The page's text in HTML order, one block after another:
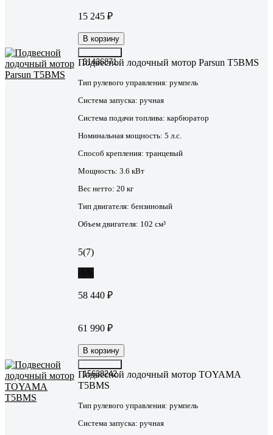
15 245 ₽
В корзину
31436871
Подвесной лодочный мотор Parsun T5BMS
Тип рулевого управления: румпель
Система запуска: ручная
Система подачи топлива: карбюратор
Номинальная мощность: 5 л.с.
Способ крепления: транцевый
Мощность: 3.6 кВт
Вес нетто: 20 кг
Тип двигателя: бензиновый
Объем двигателя: 102 см³
5(7)
58 440 ₽
61 990 ₽
В корзину
15638242
Подвесной лодочный мотор TOYAMA
T5BMS
Тип рулевого управления: румпель
Система запуска: ручная